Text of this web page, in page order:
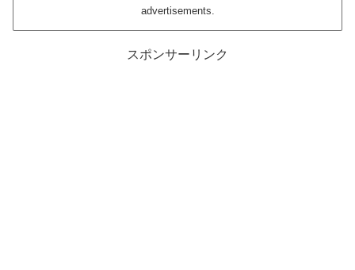
advertisements.
スポンサーリンク